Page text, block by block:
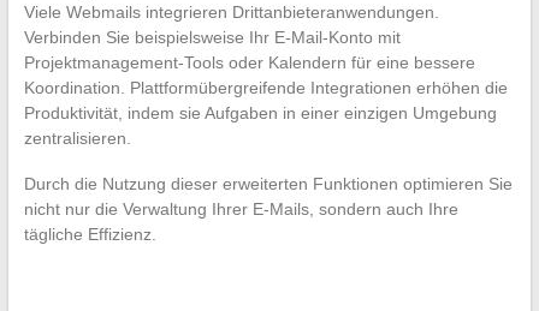
Viele Webmails integrieren Drittanbieteranwendungen.
Verbinden Sie beispielsweise Ihr E-Mail-Konto mit
Projektmanagement-Tools oder Kalendern für eine bessere
Koordination. Plattformübergreifende Integrationen erhöhen die
Produktivität, indem sie Aufgaben in einer einzigen Umgebung
zentralisieren.
Durch die Nutzung dieser erweiterten Funktionen optimieren Sie
nicht nur die Verwaltung Ihrer E-Mails, sondern auch Ihre
tägliche Effizienz.